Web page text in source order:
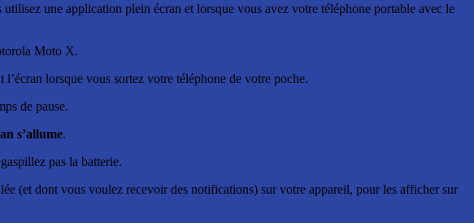
une application plein écran et lorsque vous avez votre téléphone portable avec le
Moto X.
lorsque vous sortez votre téléphone de votre poche.
de pause.
s’allume.
pas la batterie.
(et dont vous voulez recevoir des notifications) sur votre appareil, pour les afficher sur